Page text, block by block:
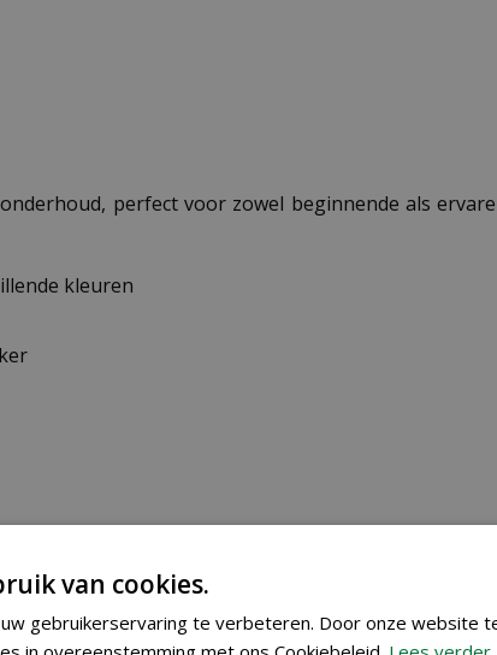
perfect voor zowel beginnende als
kleuren
voorzaaien op de vensterbank. Zaai bij een
niet te dicht bij elkaar, aangezien de jonge
van cookies.
gebruikerservaring te verbeteren. Door onze website